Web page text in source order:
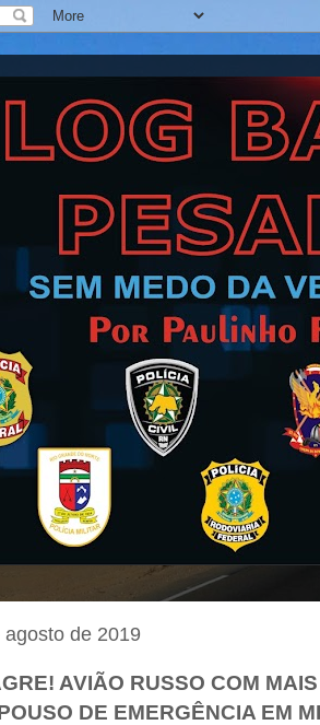
Barra Pesada
agosto de 2019
AVIÃO RUSSO COM
DE EMERGÊNCIA EM